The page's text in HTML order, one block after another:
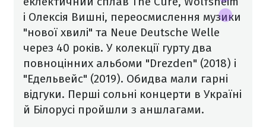
і Олексія Вишні, переосмислення музики
"нової хвилі" та Neue Deutsche Welle
через 40 років. У колекції гурту два
повноцінних альбоми "Drezden" (2018) і
"Едельвейс" (2019). Обидва мали гарні
відгуки. Перші сольні концерти в Україні
й Білорусі пройшли з аншлагами.